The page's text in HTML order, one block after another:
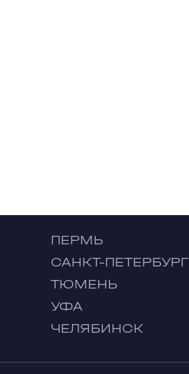
ПЕРМЬ
САНКТ-ПЕТЕРБУРГ
ТЮМЕНЬ
УФА
ЧЕЛЯБИНСК